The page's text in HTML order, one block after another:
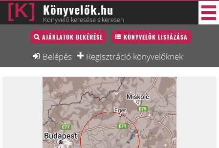
Könyvelők.hu
Könyvelő keresése sikeresen
AJÁNLATOK BEKÉRÉSE KÖNYVELŐK LISTÁZÁSA
Belépés Regisztráció könyvelőknek
Könyvelő lista
Könyvelési munkák